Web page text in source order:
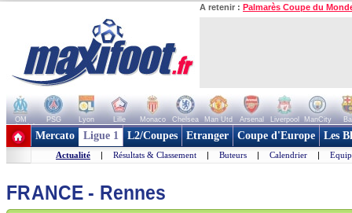
A retenir : Palmarès Coupe du
OM PSG Lyon Lille Monaco Chelsea Man Utd Arsenal Liverpool ManCity
+ de clubs
Mercato Ligue 1 L2/Coupes Etranger Coupe d'Europe Les
Actualité | Résultats & Classement | Buteurs | Calendrier |
FRANCE - Rennes